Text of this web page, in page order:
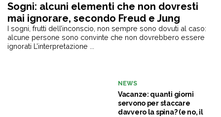
Sogni: alcuni elementi che non dovresti
mai ignorare, secondo Freud e Jung
I sogni, frutti dell’inconscio, non sempre sono dovuti al caso:
alcune persone sono convinte che non dovrebbero essere
ignorati L’interpretazione ...
NEWS
Vacanze: quanti giorni
servono per staccare
davvero la spina? (e no, il